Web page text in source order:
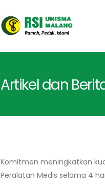
Artikel dan
Komitmen meningkatkan
Peralatan Medis selama 4